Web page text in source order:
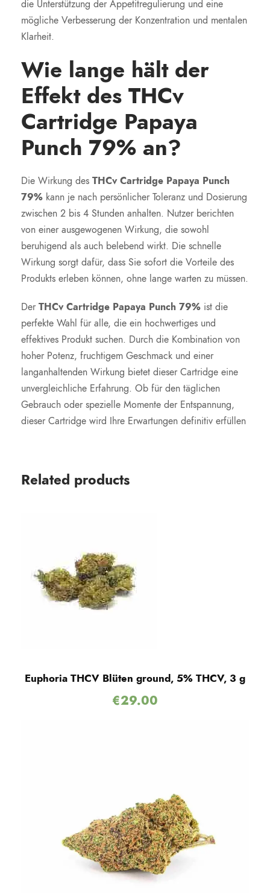
die Unterstützung der Appetitregulierung und eine
mögliche Verbesserung der Konzentration und mentalen
Klarheit.
Wie lange hält der
Effekt des THCv
Cartridge Papaya
Punch 79% an?
Die Wirkung des THCv Cartridge Papaya Punch
79% kann je nach persönlicher Toleranz und Dosierung
zwischen 2 bis 4 Stunden anhalten. Nutzer berichten
von einer ausgewogenen Wirkung, die sowohl
beruhigend als auch belebend wirkt. Die schnelle
Wirkung sorgt dafür, dass Sie sofort die Vorteile des
Produkts erleben können, ohne lange warten zu müssen.
DerTHCv Cartridge Papaya Punch 79% ist die
perfekte Wahl für alle, die ein hochwertiges und
effektives Produkt suchen. Durch die Kombination von
hoher Potenz, fruchtigem Geschmack und einer
langanhaltenden Wirkung bietet dieser Cartridge eine
unvergleichliche Erfahrung. Ob für den täglichen
Gebrauch oder spezielle Momente der Entspannung,
dieser Cartridge wird Ihre Erwartungen definitiv erfüllen
Related products
Euphoria THCV Blüten ground, 5% THCV, 3 g
€29.00